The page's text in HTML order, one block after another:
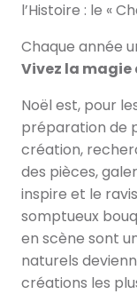
l’Histoire : le «
Chaque année
Vivez la magie
Noël est, pour
préparation de
création,
des pièces,
inspire et le
somptueux
en scène sont
naturels
créations les